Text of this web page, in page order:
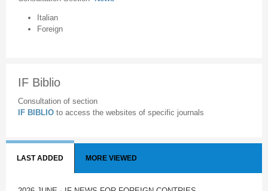
Italian
Foreign
IF Biblio
Consultation of section
IF BIBLIO to access the websites of specific journals
LAST ADDED MORE VIEWED